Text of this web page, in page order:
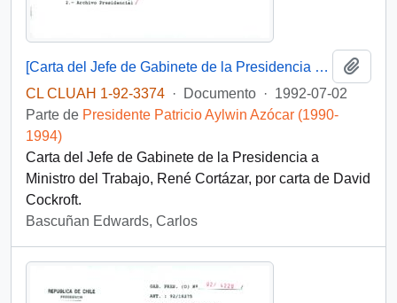
[Carta del Jefe de Gabinete de la Presidencia a Ministro del Trabajo]
CL CLUAH 1-92-3374 · Documento · 1992-07-02
Parte de Presidente Patricio Aylwin Azócar (1990-
1994)
Carta del Jefe de Gabinete de la Presidencia a
Ministro del Trabajo, René Cortázar, por carta de David
Cockroft.
Bascuñan Edwards, Carlos